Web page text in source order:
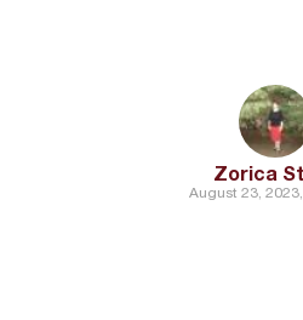
Zorica
August 23,